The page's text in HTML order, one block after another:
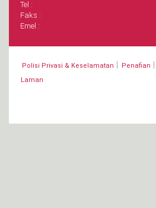
Tel :
Faks :
Emel :
Polisi Privasi & Keselamatan Penafian
Laman